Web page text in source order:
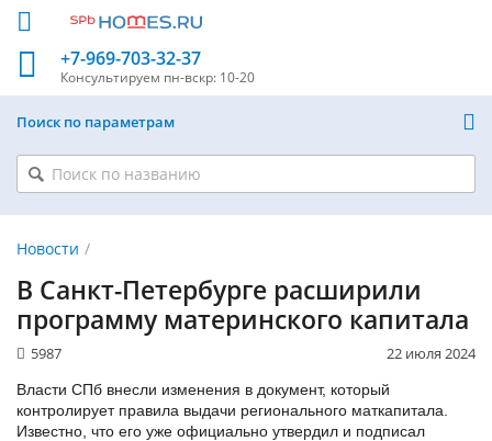
+7-969-703-32-37
Консультируем пн-вскр: 10-20
Поиск по параметрам
Новости
В Санкт-Петербурге расширили
программу материнского капитала
22 июля 2024
5987
Власти СПб внесли изменения в документ, который
контролирует правила выдачи регионального маткапитала.
Известно, что его уже официально утвердил и подписал